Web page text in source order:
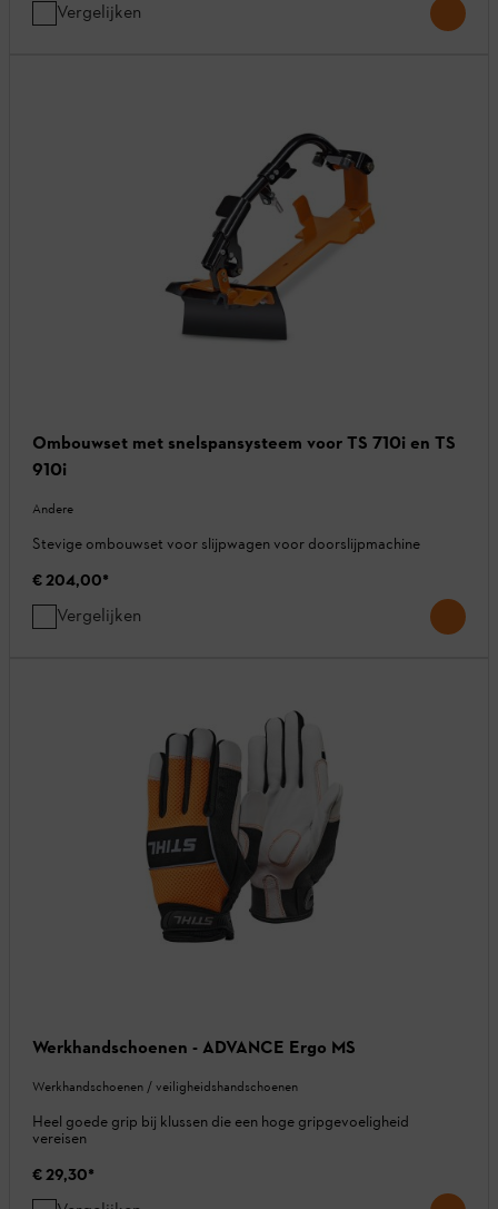
Vergelijken
Ombouwset met snelspansysteem voor TS 710i en TS
910i
Andere
Stevige ombouwset voor slijpwagen voor doorslijpmachine
€ 204,00*
Vergelijken
Werkhandschoenen - ADVANCE Ergo MS
Werkhandschoenen / veiligheidshandschoenen
Heel goede grip bij klussen die een hoge gripgevoeligheid
vereisen
€ 29,30*